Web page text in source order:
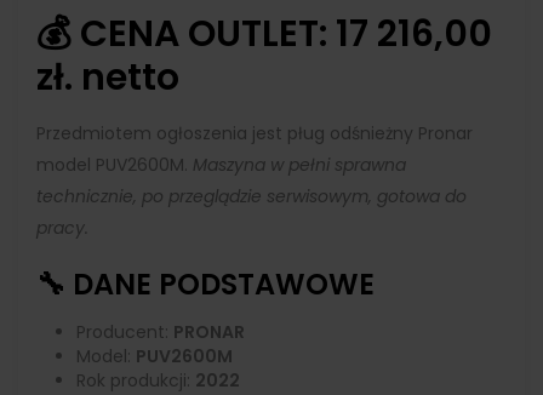
💰 CENA OUTLET: 17 216,00
zł. netto
Przedmiotem ogłoszenia jest pług odśnieżny Pronar
model PUV2600M. Maszyna w pełni sprawna
technicznie, po przeglądzie serwisowym, gotowa do
pracy.
🔧 DANE PODSTAWOWE
Producent: PRONAR
Model: PUV2600M
Rok produkcji: 2022